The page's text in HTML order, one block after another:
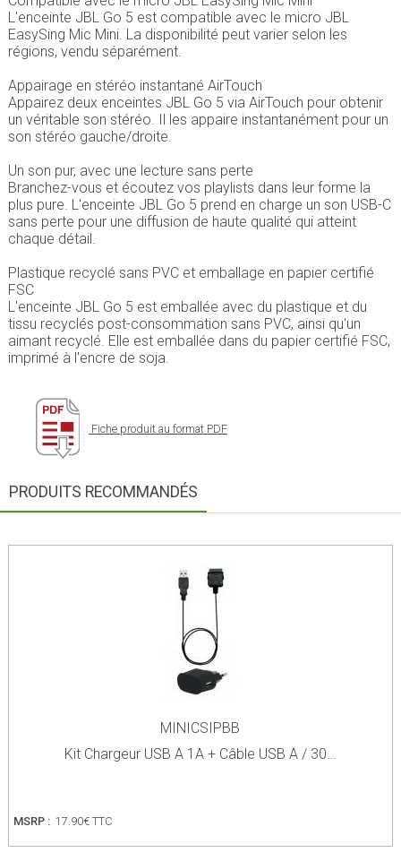
L'enceinte JBL Go 5 est compatible avec le micro JBL
EasySing Mic Mini. La disponibilité peut varier selon les
régions, vendu séparément.
Appairage en stéréo instantané AirTouch
Appairez deux enceintes JBL Go 5 via AirTouch pour obtenir
un véritable son stéréo. Il les appaire instantanément pour un
son stéréo gauche/droite.
Un son pur, avec une lecture sans perte
Branchez-vous et écoutez vos playlists dans leur forme la
plus pure. L'enceinte JBL Go 5 prend en charge un son USB-C
sans perte pour une diffusion de haute qualité qui atteint
chaque détail.
Plastique recyclé sans PVC et emballage en papier certifié
FSC
L'enceinte JBL Go 5 est emballée avec du plastique et du
tissu recyclés post-consommation sans PVC, ainsi qu'un
aimant recyclé. Elle est emballée dans du papier certifié FSC,
imprimé à l'encre de soja.
Fiche produit au format PDF
PRODUITS RECOMMANDÉS
MINICSIPBB
Kit Chargeur USB A 1A + Câble USB A / 30…
MSRP : 17.90€ TTC